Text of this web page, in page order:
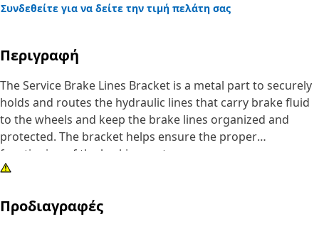
Συνδεθείτε για να δείτε την τιμή πελάτη σας
Περιγραφή
The Service Brake Lines Bracket is a metal part to securely
holds and routes the hydraulic lines that carry brake fluid
to the wheels and keep the brake lines organized and
protected. The bracket helps ensure the proper
functioning of the braking system.
• Manufactured to precise specifications and are built for
Προδιαγραφές